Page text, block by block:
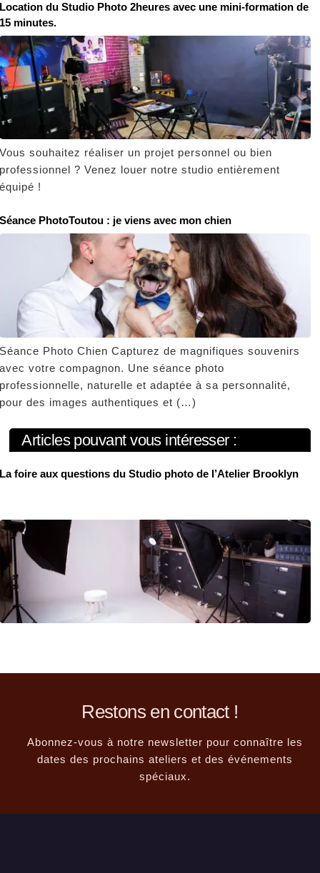
du Studio Photo 2heures avec une mini-formation de
minutes.
souhaitez réaliser un projet personnel ou bien
? Venez louer notre studio entièrement
!
PhotoToutou : je viens avec mon chien
Photo Chien Capturez de magnifiques souvenirs
votre compagnon. Une séance photo
naturelle et adaptée à sa personnalité,
des images authentiques et (…)
Articles pouvant vous intéresser :
foire aux questions du Studio photo de l’Atelier Brooklyn
Restons en contact !
Abonnez-vous à notre newsletter pour connaître les
dates des prochains ateliers et des événements
spéciaux.